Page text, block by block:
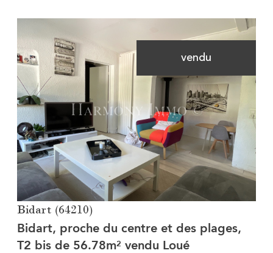
vendu
Voir le bien
Bidart (64210)
Bidart, proche du centre et des plages,
T2 bis de 56.78m² vendu Loué